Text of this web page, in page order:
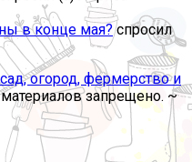
в конце мая?спросил
огород, фермерство и
запрещено. ~